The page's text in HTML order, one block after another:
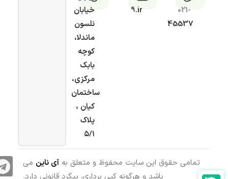
021-
45537
9.ir
خیابان
نلسون
ماندلا،
کوچه
بابک
مرکزی،
ساختمان
کیان ،
پلاک
۵/۱
تمامی حقوق این سایت محفوظ و متعلق به آی ناین می
باشد و هرگونه کپی برداری، پیگرد قانونی دارد.